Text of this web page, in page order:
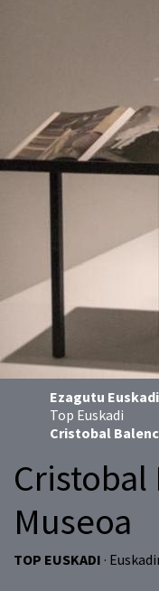
Ezagutu Euskadi
Top Euskadi
Cristobal
Cristobal
Museoa
TOP EUSKADI ·